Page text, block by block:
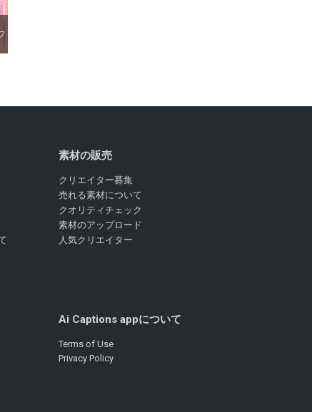
素材の販売
クリエイター募集
売れる素材について
クオリティチェック
素材のアップロード
人気クリエイター
Ai Captions appについて
Terms of Use
Privacy Policy